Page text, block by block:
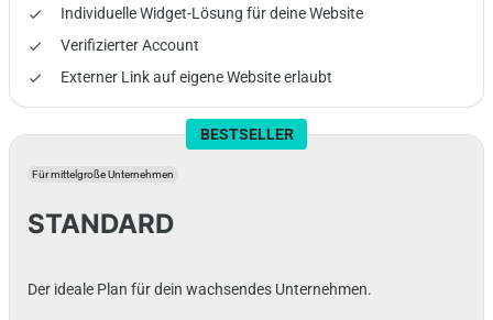
done Individuelle Widget-Lösung für deine Website
done Verifizierter Account
done Externer Link auf eigene Website erlaubt
Für mittelgroße Unternehmen
STANDARD
Der ideale Plan für dein wachsendes Unternehmen.
BESTSELLER